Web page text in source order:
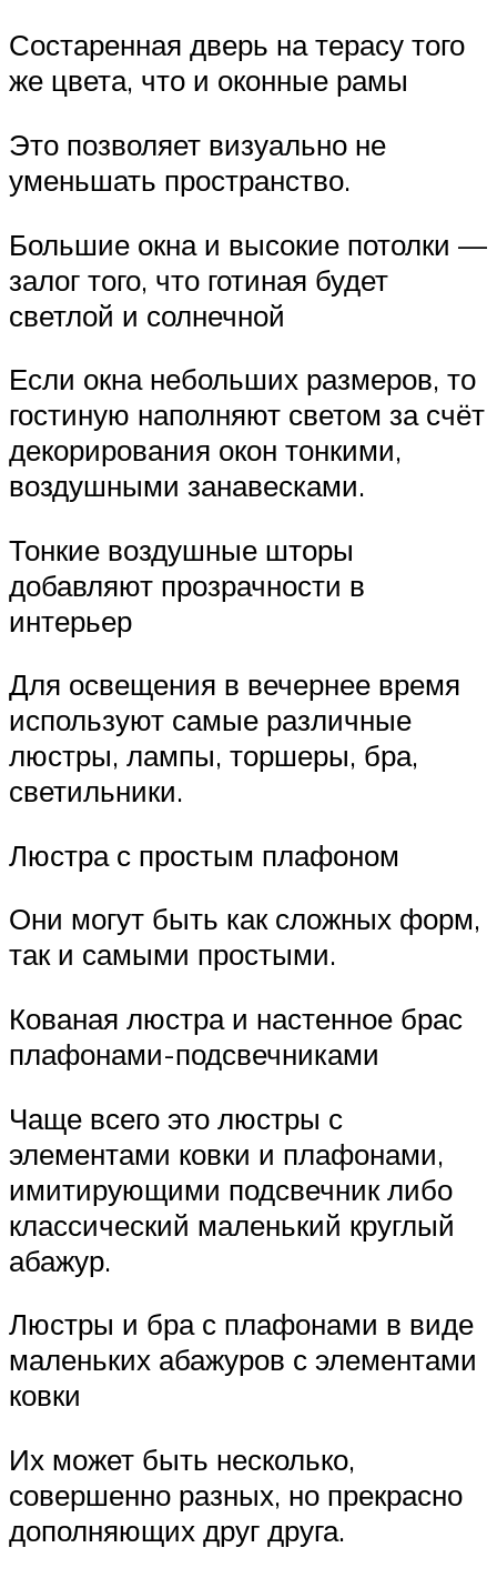
Состаренная дверь на терасу того
же цвета, что и оконные рамы
Это позволяет визуально не
уменьшать пространство.
Большие окна и высокие потолки —
залог того, что готиная будет
светлой и солнечной
Если окна небольших размеров, то
гостиную наполняют светом за счёт
декорирования окон тонкими,
воздушными занавесками.
Тонкие воздушные шторы
добавляют прозрачности в
интерьер
Для освещения в вечернее время
используют самые различные
люстры, лампы, торшеры, бра,
светильники.
Люстра с простым плафоном
Они могут быть как сложных форм,
так и самыми простыми.
Кованая люстра и настенное брас
плафонами-подсвечниками
Чаще всего это люстры с
элементами ковки и плафонами,
имитирующими подсвечник либо
классический маленький круглый
абажур.
Люстры и бра с плафонами в виде
маленьких абажуров с элементами
ковки
Их может быть несколько,
совершенно разных, но прекрасно
дополняющих друг друга.